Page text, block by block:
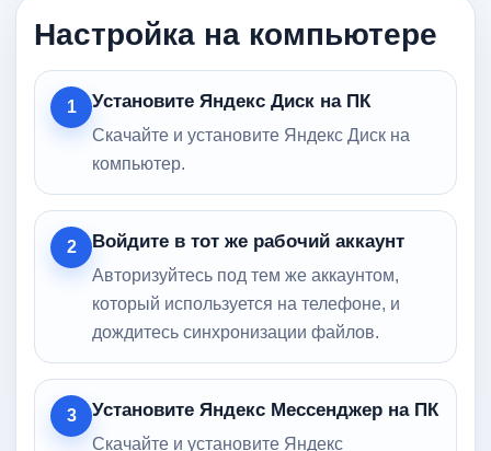
Настройка на компьютере
1 Установите Яндекс Диск на ПК
Скачайте и установите Яндекс Диск на
компьютер.
2 Войдите в тот же рабочий аккаунт
Авторизуйтесь под тем же аккаунтом,
который используется на телефоне, и
дождитесь синхронизации файлов.
3 Установите Яндекс Мессенджер на ПК
Скачайте и установите Яндекс